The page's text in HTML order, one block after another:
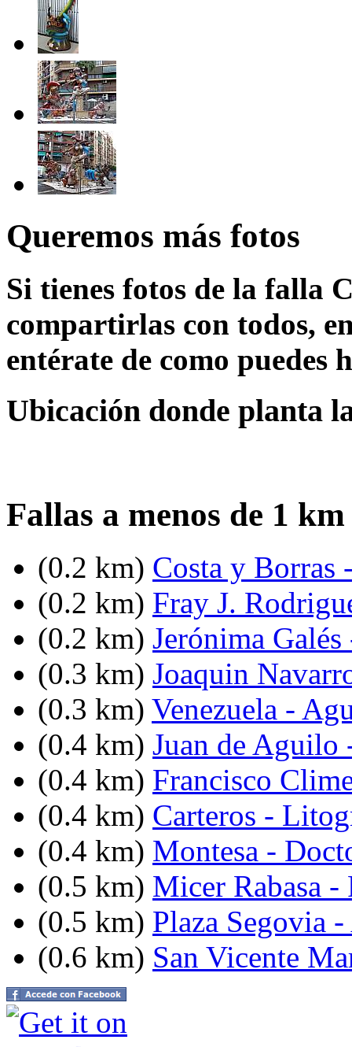
Queremos más fotos
Si tienes fotos de la falla
compartirlas con todos,
entérate de como puedes
Ubicación donde planta
Fallas a menos de 1
(0.2 km) Costa y Borras
(0.2 km) Fray J.
(0.2 km) Jerónima
(0.3 km) Joaquin
(0.3 km) Venezuela -
(0.4 km) Juan de Aguilo
(0.4 km) Francisco
(0.4 km) Carteros -
(0.4 km) Montesa -
(0.5 km) Micer Rabasa -
(0.5 km) Plaza Segovia
(0.6 km) San Vicente